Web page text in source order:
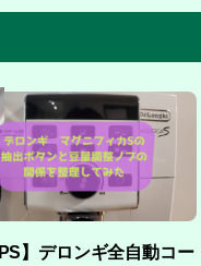
】デロンギ全自動コー